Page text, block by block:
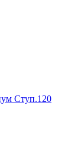
Ступ.120